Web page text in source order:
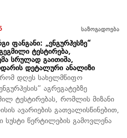
საზოგადოება
ფანგანი: „ენგურჰესზე“
ტესტირება,
სრულად გაითიშა,
დეტალური ანალიზი
დღეს სახელმწიფო
აგრეგატებზე
ტესტირებას, რომლის მიზანი
ავარიების გათვალისწინებით,
სუსტი წერტილების გამოვლენა